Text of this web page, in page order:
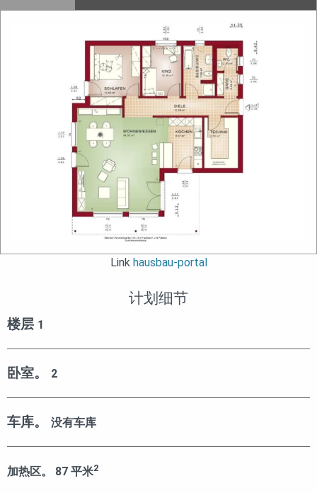
Link hausbau-portal
计划细节
楼层 1
卧室。 2
车库。 没有车库
加热区。 87 平米2